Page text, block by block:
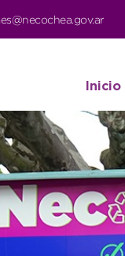
Inicio